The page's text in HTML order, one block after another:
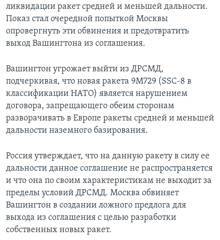
ликвидации ракет средней и меньшей дальности.
Показ стал очередной попыткой Москвы
опровергнуть эти обвинения и предотвратить
выход Вашингтона из соглашения.
Вашингтон угрожает выйти из ДРСМД,
подчеркивая, что новая ракета 9М729 (SSC-8 в
классификации НАТО) является нарушением
договора, запрещающего обеим сторонам
разворачивать в Европе ракеты средней и меньшей
дальности наземного базирования.
Россия утверждает, что на данную ракету в силу ее
дальности данное соглашение не распространяется
и что она по своим характеристикам не выходит за
пределы условий ДРСМД. Москва обвиняет
Вашингтон в создании ложного предлога для
выхода из соглашения с целью разработки
собственных новых ракет.